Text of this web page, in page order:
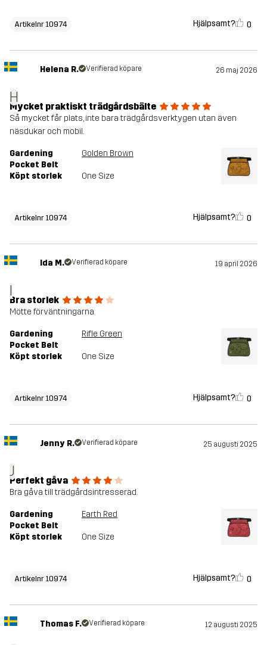
Artikelnr 10974 Hjälpsamt? 0
H
Helena R. Verifierad köpare 26 maj 2026
Mycket praktiskt trädgårdsbälte
Så mycket får plats, inte bara trädgårdsverktygen utan även
näsdukar och mobil.
Gardening
Pocket Belt
Golden Brown
Köpt storlek One Size
Artikelnr 10974 Hjälpsamt? 0
I
Ida M. Verifierad köpare 19 april 2026
Bra storlek
Mötte förväntningarna.
Gardening
Pocket Belt
Rifle Green
Köpt storlek One Size
Artikelnr 10974 Hjälpsamt? 0
J
Jenny R. Verifierad köpare 25 augusti 2025
Perfekt gåva
Bra gåva till trädgårdsintresserad.
Gardening
Pocket Belt
Earth Red
Köpt storlek One Size
Artikelnr 10974 Hjälpsamt? 0
Thomas F. Verifierad köpare 12 augusti 2025